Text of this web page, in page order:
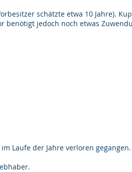
schätzte etwa 10 Jahre).
benötigt jedoch noch etwas
Laufe der Jahre verloren